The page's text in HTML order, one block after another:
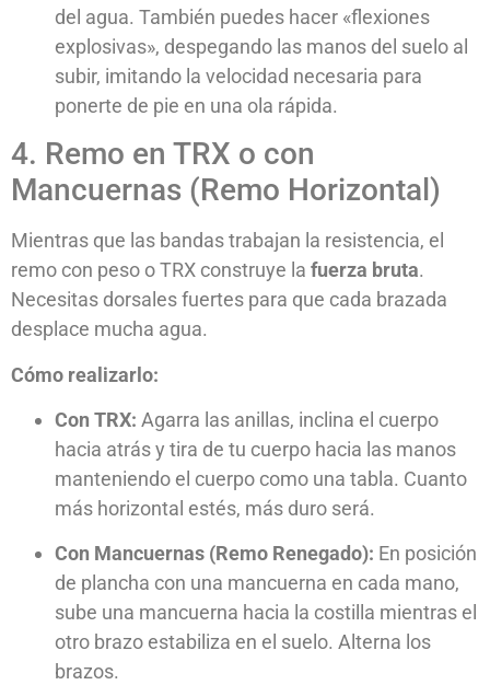
del agua. También puedes hacer «flexiones
explosivas», despegando las manos del suelo al
subir, imitando la velocidad necesaria para
ponerte de pie en una ola rápida.
4. Remo en TRX o con
Mancuernas (Remo Horizontal)
Mientras que las bandas trabajan la resistencia, el
remo con peso o TRX construye la fuerza bruta.
Necesitas dorsales fuertes para que cada brazada
desplace mucha agua.
Cómo realizarlo:
Con TRX: Agarra las anillas, inclina el cuerpo
hacia atrás y tira de tu cuerpo hacia las manos
manteniendo el cuerpo como una tabla. Cuanto
más horizontal estés, más duro será.
Con Mancuernas (Remo Renegado): En posición
de plancha con una mancuerna en cada mano,
sube una mancuerna hacia la costilla mientras el
otro brazo estabiliza en el suelo. Alterna los
brazos.